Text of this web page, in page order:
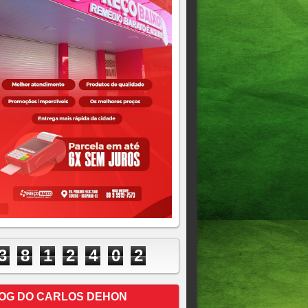
8 1 2 4 0 2
DO CARLOS DEHON